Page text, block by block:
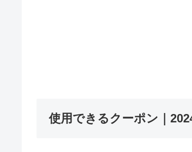
使用できるクーポン｜